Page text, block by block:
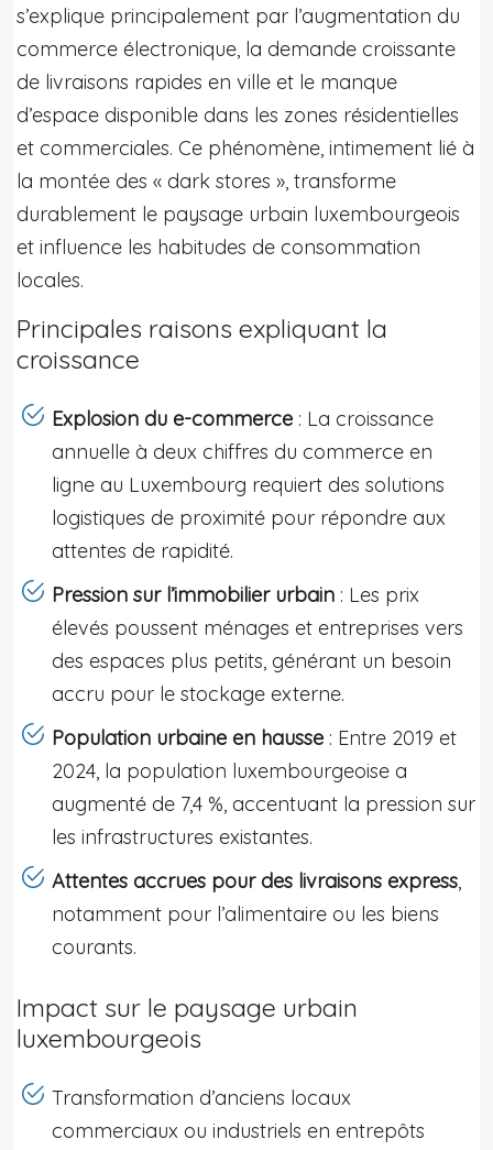
s’explique principalement par l’augmentation du
commerce électronique, la demande croissante
de livraisons rapides en ville et le manque
d’espace disponible dans les zones résidentielles
et commerciales. Ce phénomène, intimement lié à
la montée des « dark stores », transforme
durablement le paysage urbain luxembourgeois
et influence les habitudes de consommation
locales.
Principales raisons expliquant la
croissance
Explosion du e-commerce : La croissance
annuelle à deux chiffres du commerce en
ligne au Luxembourg requiert des solutions
logistiques de proximité pour répondre aux
attentes de rapidité.
Pression sur l’immobilier urbain : Les prix
élevés poussent ménages et entreprises vers
des espaces plus petits, générant un besoin
accru pour le stockage externe.
Population urbaine en hausse : Entre 2019 et
2024, la population luxembourgeoise a
augmenté de 7,4 %, accentuant la pression sur
les infrastructures existantes.
Attentes accrues pour des livraisons express,
notamment pour l’alimentaire ou les biens
courants.
Impact sur le paysage urbain
luxembourgeois
Transformation d’anciens locaux
commerciaux ou industriels en entrepôts